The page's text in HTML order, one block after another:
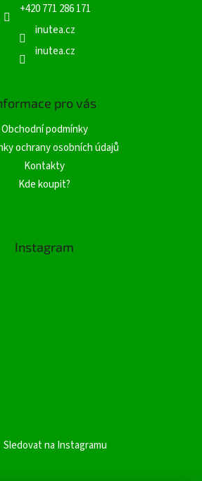
+420 771 286 171
inutea.cz
inutea.cz
pro vás
Obchodní podmínky
ochrany osobních údajů
Kontakty
Kde koupit?
Instagram
Sledovat na Instagramu